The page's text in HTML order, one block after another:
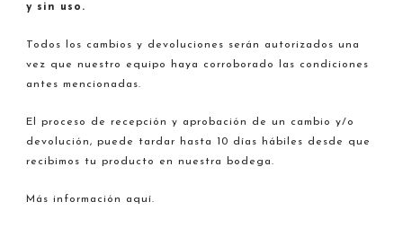
y sin uso.
Todos los cambios y devoluciones serán autorizados una
vez que nuestro equipo haya corroborado las condiciones
antes mencionadas.
El proceso de recepción y aprobación de un cambio y/o
devolución, puede tardar hasta 10 días hábiles desde que
recibimos tu producto en nuestra bodega.
Más información aquí.